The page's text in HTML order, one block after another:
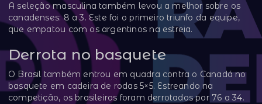
A seleção masculina também levou a melhor sobre os
canadenses: 8 a 3. Este foi o primeiro triunfo da equipe,
que empatou com os argentinos na estreia.
Derrota no basquete
O Brasil também entrou em quadra contra o Canadá no
basquete em cadeira de rodas 5×5. Estreando na
competição, os brasileiros foram derrotados por 76 a 34.